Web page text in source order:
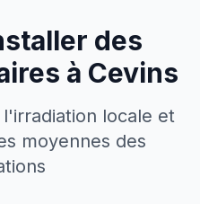
des
à Cevins
locale et
moyennes des